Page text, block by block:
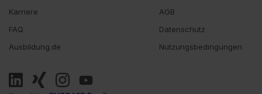
Karriere
FAQ
Ausbildung.de
AGB
Datenschutz
Nutzungsbedingungen